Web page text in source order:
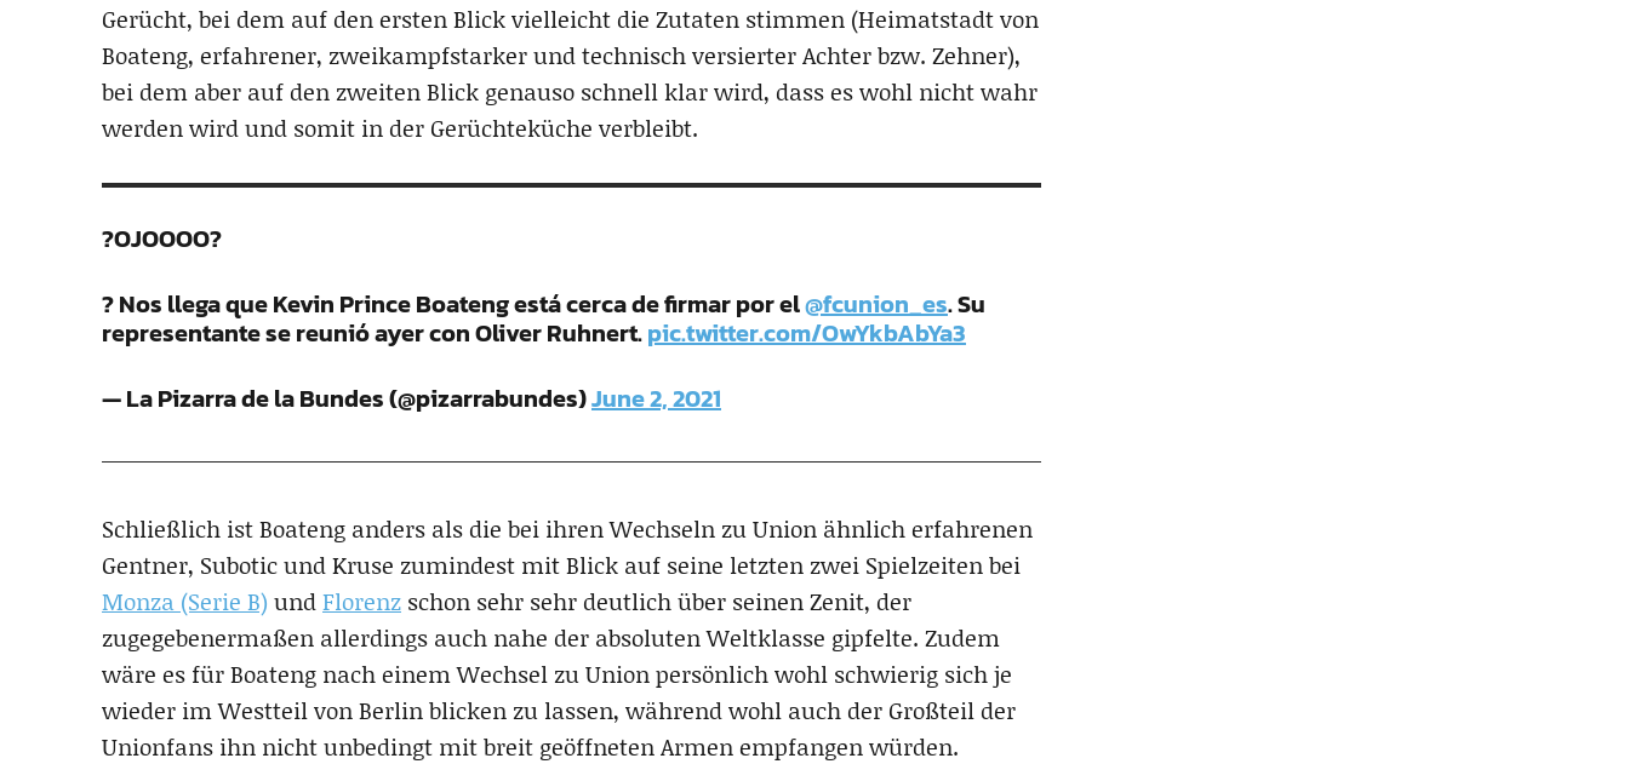
Gerücht, bei dem auf den ersten Blick vielleicht die Zutaten stimmen (Heimatstadt von
Boateng, erfahrener, zweikampfstarker und technisch versierter Achter bzw. Zehner),
bei dem aber auf den zweiten Blick genauso schnell klar wird, dass es wohl nicht wahr
werden wird und somit in der Gerüchteküche verbleibt.
?OJOOOO?
? Nos llega que Kevin Prince Boateng está cerca de firmar por el@fcunion_es. Su
representante se reunió ayer con Oliver Ruhnert.pic.twitter.com/OwYkbAbYa3
— La Pizarra de la Bundes (@pizarrabundes)June 2, 2021
Schließlich ist Boateng anders als die bei ihren Wechseln zu Union ähnlich erfahrenen
Gentner, Subotic und Kruse zumindest mit Blick auf seine letzten zwei Spielzeiten bei
Monza (Serie B) undFlorenz schon sehr sehr deutlich über seinen Zenit, der
zugegebenermaßen allerdings auch nahe der absoluten Weltklasse gipfelte. Zudem
wäre es für Boateng nach einem Wechsel zu Union persönlich wohl schwierig sich je
wieder im Westteil von Berlin blicken zu lassen, während wohl auch der Großteil der
Unionfans ihn nicht unbedingt mit breit geöffneten Armen empfangen würden.